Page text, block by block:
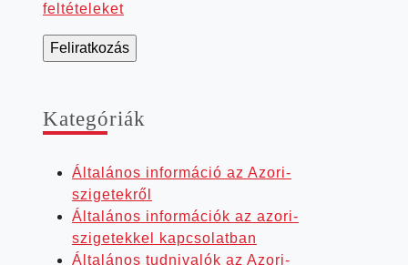
feltételeket
Kate­gó­ri­ák
Általános információ az Azori-
szigetekről
Általános információk az azori-
szigetekkel kapcsolatban
Általános tudnivalók az Azori-